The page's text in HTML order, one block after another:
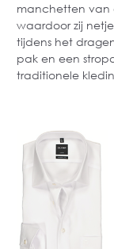
manchetten van
waardoor zij
tijdens het
pak en een
traditionele